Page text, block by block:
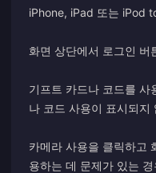
iPhone, iPad 또는 iPod
화면 상단에서 로그인 버
기프트 카드나 코드를 사
나 코드 사용이 표시되
카메라 사용을 클릭하고
용하는 데 문제가 있는